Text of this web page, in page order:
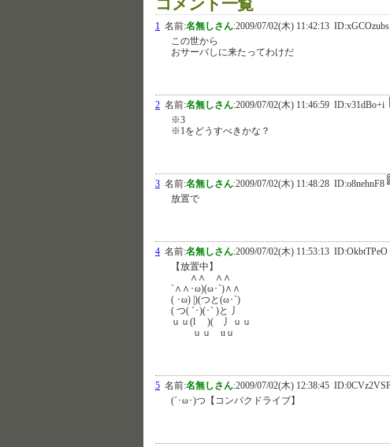
1 名前:名無しさん:2009/07/02(木) 11:42:13 ID:xGCOzubs
この世から
おサーバしに来たってわけだ
2 名前:名無しさん:2009/07/02(木) 11:46:59 ID:v31dBo+i
※3
※1をどうすべきかな？
3 名前:名無しさん:2009/07/02(木) 11:48:28 ID:o8nehnF8
放置で
4 名前:名無しさん:2009/07/02(木) 11:53:13 ID:OkbtTPeO
【放置中】
∧∧ ∧∧
`∧∧･ω)(ω･`)∧∧
( ･ω) |)(つと(ω･`)
( つ( ´･)(･` )と 丿
ｕｕ(l )( 丿ｕｕ
ｕｕ uｕ
5 名前:名無しさん:2009/07/02(木) 12:38:45
(´･ω･)つ【コンパクドライブ】